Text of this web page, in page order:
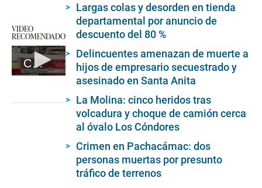
VIDEO
RECOMENDADO
Crimen en Magdalena
Largas colas y desorden en tienda
departamental por anuncio de
descuento del 80 %
Delincuentes amenazan de muerte a
hijos de empresario secuestrado y
asesinado en Santa Anita
La Molina: cinco heridos tras
volcadura y choque de camión cerca
al óvalo Los Cóndores
Crimen en Pachacámac: dos
personas muertas por presunto
tráfico de terrenos